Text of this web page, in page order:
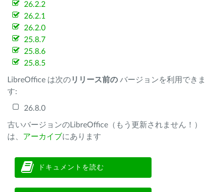
26.2.2
26.2.1
26.2.0
25.8.7
25.8.6
25.8.5
LibreOffice は次のリリース前の バージョンを利用できま
す:
26.8.0
古いバージョンのLibreOffice（もう更新されません！）
は、 アーカイブにあります
ドキュメントを読む